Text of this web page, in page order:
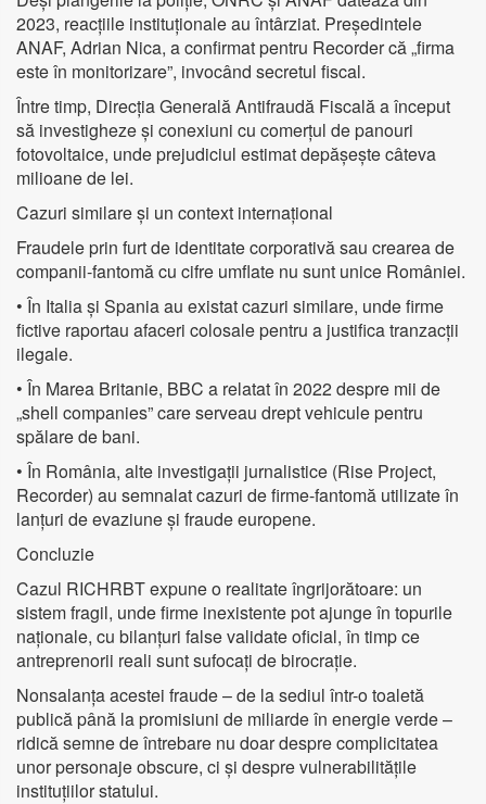
2023, reacțiile instituționale au întârziat. Președintele
ANAF, Adrian Nica, a confirmat pentru Recorder că „firma
este în monitorizare”, invocând secretul fiscal.
Între timp, Direcția Generală Antifraudă Fiscală a început
să investigheze și conexiuni cu comerțul de panouri
fotovoltaice, unde prejudiciul estimat depășește câteva
milioane de lei.
Cazuri similare și un context internațional
Fraudele prin furt de identitate corporativă sau crearea de
companii-fantomă cu cifre umflate nu sunt unice României.
• În Italia și Spania au existat cazuri similare, unde firme
fictive raportau afaceri colosale pentru a justifica tranzacții
ilegale.
• În Marea Britanie, BBC a relatat în 2022 despre mii de
„shell companies” care serveau drept vehicule pentru
spălare de bani.
• În România, alte investigații jurnalistice (Rise Project,
Recorder) au semnalat cazuri de firme-fantomă utilizate în
lanțuri de evaziune și fraude europene.
Concluzie
Cazul RICHRBT expune o realitate îngrijorătoare: un
sistem fragil, unde firme inexistente pot ajunge în topurile
naționale, cu bilanțuri false validate oficial, în timp ce
antreprenorii reali sunt sufocați de birocrație.
Nonsalanța acestei fraude – de la sediul într-o toaletă
publică până la promisiuni de miliarde în energie verde –
ridică semne de întrebare nu doar despre complicitatea
unor personaje obscure, ci și despre vulnerabilitățile
instituțiilor statului.